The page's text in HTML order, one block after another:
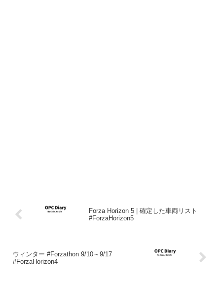
Forza Horizon 5 | 確定した車両リスト
#ForzaHorizon5
ウィンター #Forzathon 9/10～9/17
#ForzaHorizon4